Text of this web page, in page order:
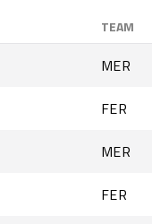
TEAM
MER
FER
MER
FER